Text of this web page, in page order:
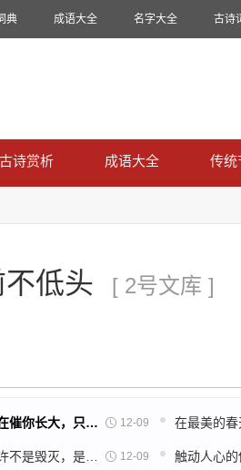
典 成语大全 名字大全 古诗
古诗赏析 成语大全 传统
低头 [ 2号文库 ]
全世界都在催你长大，只有迪士尼说：孩子，不急啊··· 12-09 在最美的
12-09